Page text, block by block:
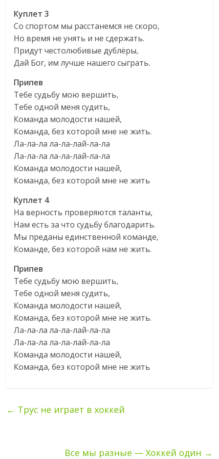
Куплет 3
Со спортом мы расстанемся не скоро,
Но время не унять и не сдержать.
Придут честолюбивые дублёры,
Дай Бог, им лучше нашего сыграть.
Припев
Тебе судьбу мою вершить,
Тебе одной меня судить,
Команда молодости нашей,
Команда, без которой мне не жить.
Ла-ла-ла ла-ла-лай-ла-ла
Ла-ла-ла ла-ла-лай-ла-ла
Команда молодости нашей,
Команда, без которой мне не жить
Куплет 4
На верность проверяются таланты,
Нам есть за что судьбу благодарить.
Мы преданы единственной команде,
Команде, без которой нам не жить.
Припев
Тебе судьбу мою вершить,
Тебе одной меня судить,
Команда молодости нашей,
Команда, без которой мне не жить.
Ла-ла-ла ла-ла-лай-ла-ла
Ла-ла-ла ла-ла-лай-ла-ла
Команда молодости нашей,
Команда, без которой мне не жить
← Трус не играет в хоккей
Все мы разные — Хоккей один →